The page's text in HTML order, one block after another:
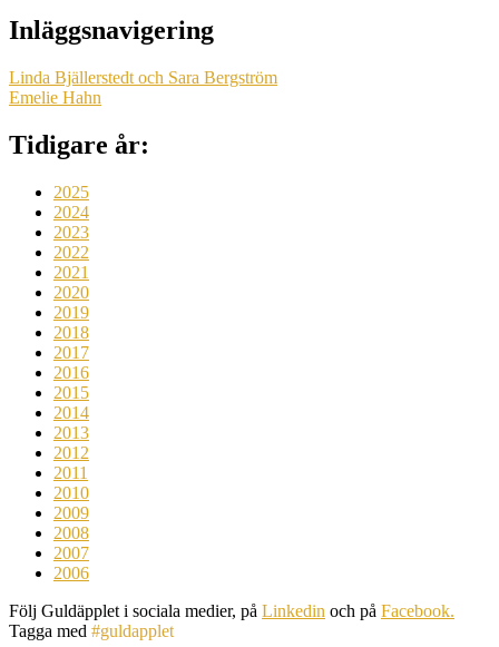
Inläggsnavigering
Linda Bjällerstedt och Sara Bergström
Emelie Hahn
Tidigare år:
2025
2024
2023
2022
2021
2020
2019
2018
2017
2016
2015
2014
2013
2012
2011
2010
2009
2008
2007
2006
Följ Guldäpplet i sociala medier, på Linkedin och på Facebook.
Tagga med #guldapplet